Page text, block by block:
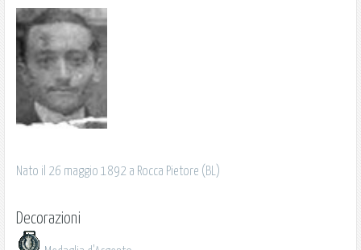
Nato il 26 maggio 1892 a Rocca Pietore (BL)
Decorazioni